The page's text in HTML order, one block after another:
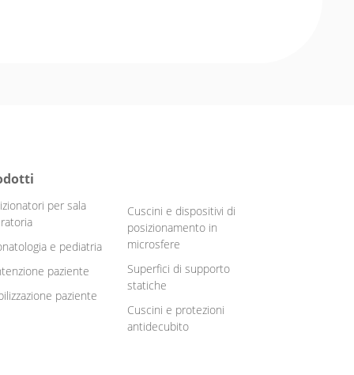
per sala
e pediatria
paziente
paziente
Cuscini e dispositivi di
posizionamento in
microsfere
Superfici di supporto
statiche
Cuscini e protezioni
antidecubito